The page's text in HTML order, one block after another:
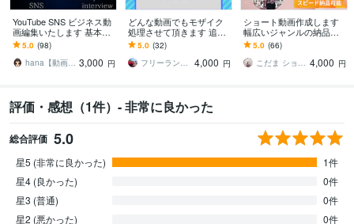
YouTube SNS ビジネス動
画編集いたします 基本を
大切に分かりやすく丁寧
に対応させていただきま
す！
5.0 (98)
hana【動画編集】 3,000 円
どんな動画でもモザイク
処理させて頂きます 追従
など面倒臭いモザイク処
理はお任せください！
5.0 (32)
フリーランスエンジニアkosuke
4,000 円
ショート動画作成します
幅広いジャンルの納品実
績あり！即日納品も可
能！
5.0 (66)
こだま ショート動画編集者 4,000 円
評価・感想（1件）- 非常に良かった
総合評価 5.0
星5 (非常に良かった)
1件
星4 (良かった)
0件
星3 (普通)
0件
星2 (悪かった)
0件